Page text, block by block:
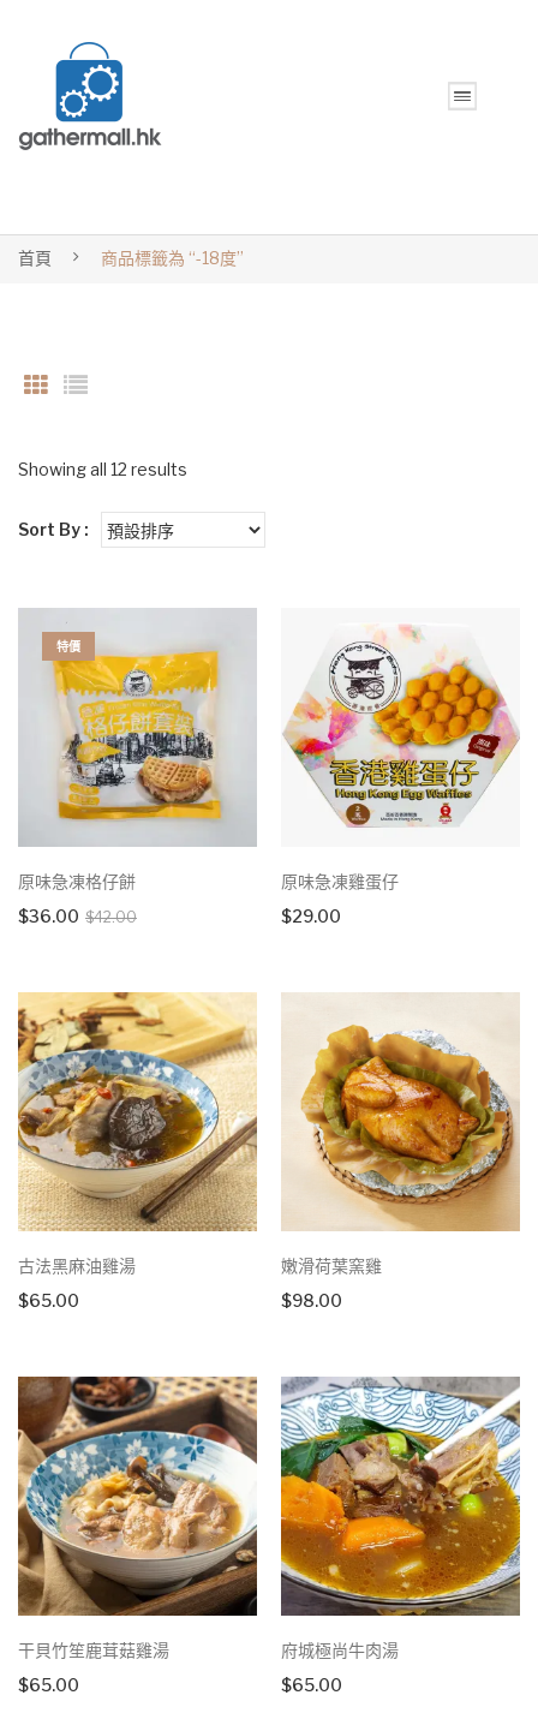
首頁 商品標籤為 “-18度”
Showing all 12 results
Sort By :
特價
原味急凍格仔餅
$42.00Original
$42.00.
$36.00
Current
$36.00.
原味急凍雞蛋仔
$29.00
古法黑麻油雞湯
$65.00
嫩滑荷葉窯雞
$98.00
干貝竹笙鹿茸菇雞湯
$65.00
府城極尚牛肉湯
$65.00